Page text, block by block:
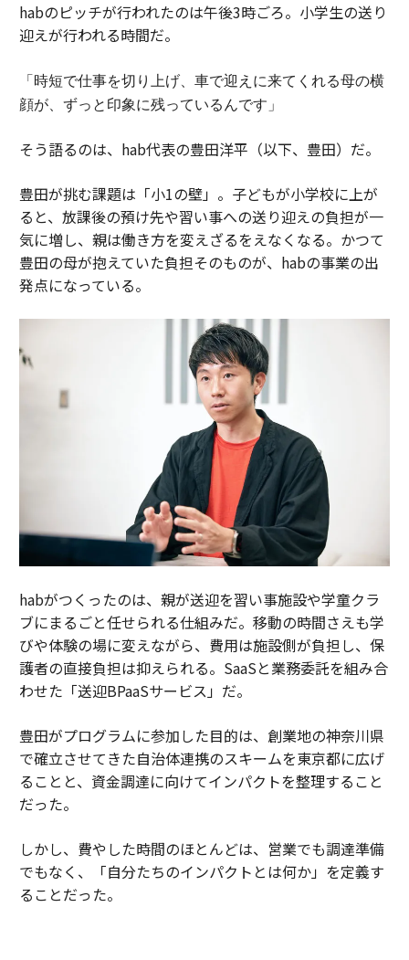
habのピッチが行われたのは午後3時ごろ。小学生の送り
迎えが行われる時間だ。
「時短で仕事を切り上げ、車で迎えに来てくれる母の横
顔が、ずっと印象に残っているんです」
そう語るのは、hab代表の豊田洋平（以下、豊田）だ。
豊田が挑む課題は「小1の壁」。子どもが小学校に上が
ると、放課後の預け先や習い事への送り迎えの負担が一
気に増し、親は働き方を変えざるをえなくなる。かつて
豊田の母が抱えていた負担そのものが、habの事業の出
発点になっている。
habがつくったのは、親が送迎を習い事施設や学童クラ
ブにまるごと任せられる仕組みだ。移動の時間さえも学
びや体験の場に変えながら、費用は施設側が負担し、保
護者の直接負担は抑えられる。SaaSと業務委託を組み合
わせた「送迎BPaaSサービス」だ。
豊田がプログラムに参加した目的は、創業地の神奈川県
で確立させてきた自治体連携のスキームを東京都に広げ
ることと、資金調達に向けてインパクトを整理すること
だった。
しかし、費やした時間のほとんどは、営業でも調達準備
でもなく、「自分たちのインパクトとは何か」を定義す
ることだった。